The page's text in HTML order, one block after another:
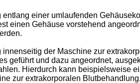
einer umlaufenden
einen Gehäuse vorstehend
der Maschine zur
geführt und dazu angeordnet,
Hierdurch kann beispielsweise
zur extrakorporalen